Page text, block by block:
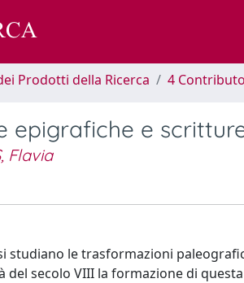
Prodotti della Ricerca 4
epigrafiche e
Flavia
studiano le trasformazioni
del secolo VIII la formazione di